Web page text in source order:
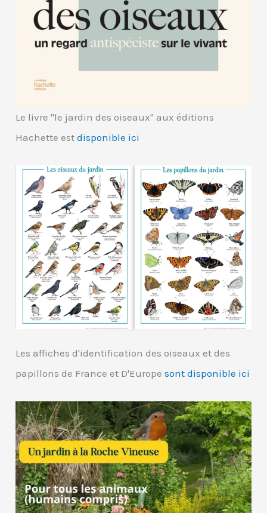
Le livre "le jardin des oiseaux" aux éditions
Hachette estdisponible ici
Les affiches d'identification des oiseaux et des
papillons de France et D'Europesont disponible ici